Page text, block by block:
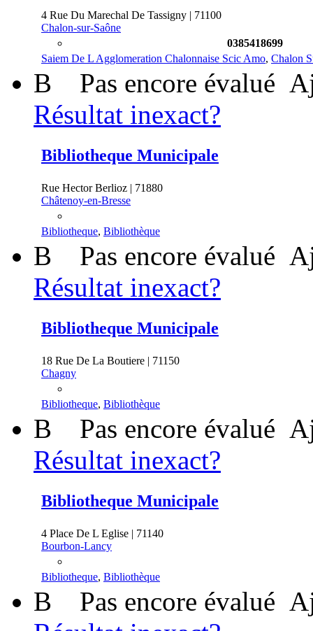
4 Rue Du Marechal De Tassigny | 71100
Chalon-sur-Saône
0385418699
Saiem De L Agglomeration Chalonnaise Scic Amo, Chalon
B Pas encore évalué
Résultat inexact?
Bibliotheque Municipale
Rue Hector Berlioz | 71880
Châtenoy-en-Bresse
Bibliotheque, Bibliothèque
B Pas encore évalué
Résultat inexact?
Bibliotheque Municipale
18 Rue De La Boutiere | 71150
Chagny
Bibliotheque, Bibliothèque
B Pas encore évalué
Résultat inexact?
Bibliotheque Municipale
4 Place De L Eglise | 71140
Bourbon-Lancy
Bibliotheque, Bibliothèque
B Pas encore évalué